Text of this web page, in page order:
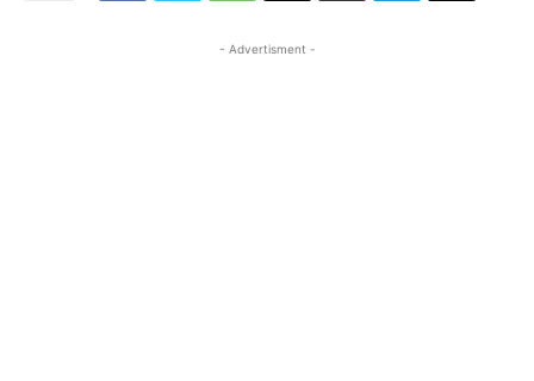
- Advertisment -